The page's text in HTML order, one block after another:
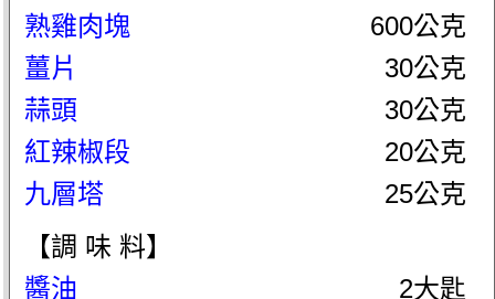
熟雞肉塊
600公克
薑片
30公克
蒜頭
30公克
紅辣椒段
20公克
九層塔
25公克
【調 味 料】
醬油
2大匙